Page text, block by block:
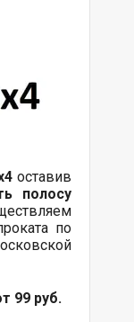
оставив
полосу
по
99 руб.